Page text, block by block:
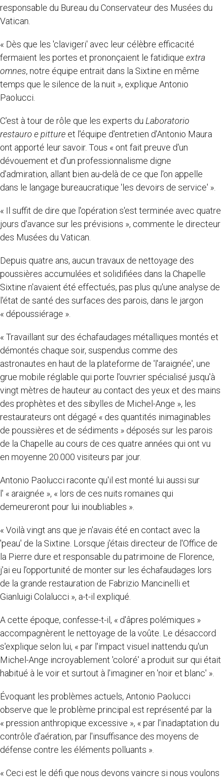
responsable du Bureau du Conservateur des Musées du
Vatican.
« Dès que les 'clavigeri' avec leur célèbre efficacité
fermaient les portes et prononçaient le fatidique extra
omnes, notre équipe entrait dans la Sixtine en même
temps que le silence de la nuit », explique Antonio
Paolucci.
C'est à tour de rôle que les experts du Laboratorio
restauro e pitture et l'équipe d'entretien d'Antonio Maura
ont apporté leur savoir. Tous « ont fait preuve d'un
dévouement et d'un professionnalisme digne
d'admiration, allant bien au-delà de ce que l'on appelle
dans le langage bureaucratique 'les devoirs de service' ».
« Il suffit de dire que l'opération s'est terminée avec quatre
jours d'avance sur les prévisions », commente le directeur
des Musées du Vatican.
Depuis quatre ans, aucun travaux de nettoyage des
poussières accumulées et solidifiées dans la Chapelle
Sixtine n'avaient été effectués, pas plus qu'une analyse de
l'état de santé des surfaces des parois, dans le jargon
« dépoussiérage ».
« Travaillant sur des échafaudages métalliques montés et
démontés chaque soir, suspendus comme des
astronautes en haut de la plateforme de 'l'araignée', une
grue mobile réglable qui porte l'ouvrier spécialisé jusqu'à
vingt mètres de hauteur au contact des yeux et des mains
des prophètes et des sibylles de Michel-Ange », les
restaurateurs ont dégagé « des quantités inimaginables
de poussières et de sédiments » déposés sur les parois
de la Chapelle au cours de ces quatre années qui ont vu
en moyenne 20.000 visiteurs par jour.
Antonio Paolucci raconte qu'il est monté lui aussi sur
l' « araignée », « lors de ces nuits romaines qui
demeureront pour lui inoubliables ».
« Voilà vingt ans que je n'avais été en contact avec la
'peau' de la Sixtine. Lorsque j'étais directeur de l'Office de
la Pierre dure et responsable du patrimoine de Florence,
j'ai eu l'opportunité de monter sur les échafaudages lors
de la grande restauration de Fabrizio Mancinelli et
Gianluigi Colalucci », a-t-il expliqué.
A cette époque, confesse-t-il, « d'âpres polémiques »
accompagnèrent le nettoyage de la voûte. Le désaccord
s'explique selon lui, « par l'impact visuel inattendu qu'un
Michel-Ange incroyablement 'coloré' a produit sur qui était
habitué à le voir et surtout à l'imaginer en 'noir et blanc' ».
Évoquant les problèmes actuels, Antonio Paolucci
observe que le problème principal est représenté par la
« pression anthropique excessive », « par l'inadaptation du
contrôle d'aération, par l'insuffisance des moyens de
défense contre les éléments polluants ».
« Ceci est le défi que nous devons vaincre si nous voulons